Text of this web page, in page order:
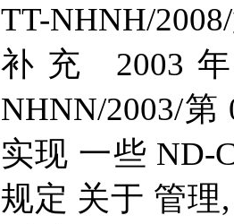
TT-NHNH/
补充 2003
NHNN/2003/
实现 一些 ND-
规定 关于 管理